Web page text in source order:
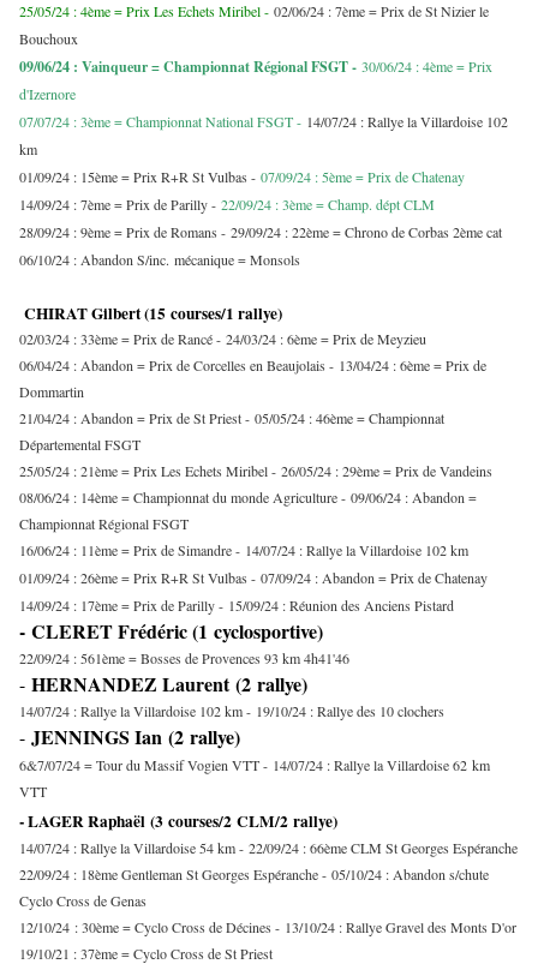
25/05/24 : 4ème = Prix Les Echets Miribel - 02/06/24 : 7ème = Prix de St Nizier le
Bouchoux
09/06/24 : Vainqueur = Championnat Régional FSGT - 30/06/24 : 4ème = Prix
d'Izernore
07/07/24 : 3ème = Championnat National FSGT - 14/07/24 : Rallye la Villardoise 102
km
01/09/24 : 15ème = Prix R+R St Vulbas - 07/09/24 : 5ème = Prix de Chatenay
14/09/24 : 7ème = Prix de Parilly - 22/09/24 : 3ème = Champ. dépt CLM
28/09/24 : 9ème = Prix de Romans - 29/09/24 : 22ème = Chrono de Corbas 2ème cat
06/10/24 : Abandon S/inc. mécanique = Monsols
CHIRAT Gilbert (15 courses/1 rallye)
02/03/24 : 33ème = Prix de Rancé - 24/03/24 : 6ème = Prix de Meyzieu
06/04/24 : Abandon = Prix de Corcelles en Beaujolais - 13/04/24 : 6ème = Prix de
Dommartin
21/04/24 : Abandon = Prix de St Priest - 05/05/24 : 46ème = Championnat
Départemental FSGT
25/05/24 : 21ème = Prix Les Echets Miribel - 26/05/24 : 29ème = Prix de Vandeins
08/06/24 : 14ème = Championnat du monde Agriculture - 09/06/24 : Abandon =
Championnat Régional FSGT
16/06/24 : 11ème = Prix de Simandre - 14/07/24 : Rallye la Villardoise 102 km
01/09/24 : 26ème = Prix R+R St Vulbas - 07/09/24 : Abandon = Prix de Chatenay
14/09/24 : 17ème = Prix de Parilly - 15/09/24 : Réunion des Anciens Pistard
- CLERET Frédéric (1 cyclosportive)
22/09/24 : 561ème = Bosses de Provences 93 km 4h41'46
- HERNANDEZ Laurent(2 rallye)
14/07/24 : Rallye la Villardoise 102 km - 19/10/24 : Rallye des 10 clochers
- JENNINGS Ian (2 rallye)
6&7/07/24 = Tour du Massif Vogien VTT - 14/07/24 : Rallye la Villardoise 62 km
VTT
- LAGER Raphaël (3 courses/2 CLM/2 rallye)
14/07/24 : Rallye la Villardoise 54 km - 22/09/24 : 66ème CLM St Georges Espéranche
22/09/24 : 18ème Gentleman St Georges Espéranche - 05/10/24 : Abandon s/chute
Cyclo Cross de Genas
12/10/24 : 30ème = Cyclo Cross de Décines - 13/10/24 : Rallye Gravel des Monts D'or
19/10/21 : 37ème = Cyclo Cross de St Priest